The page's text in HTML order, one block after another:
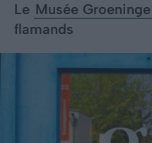
Le Musée Groeninge
flamands